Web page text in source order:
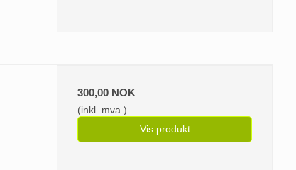
300,00 NOK
(inkl. mva.)
Vis produkt